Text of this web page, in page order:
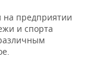
предприятии
и спорта